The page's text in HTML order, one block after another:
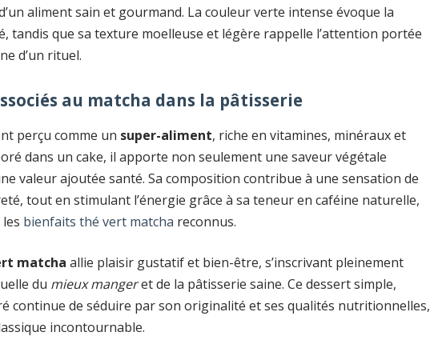
aliment sain et gourmand. La couleur verte intense évoque la
tandis que sa texture moelleuse et légère rappelle l’attention portée
d’un rituel.
au matcha dans la pâtisserie
perçu comme un super-aliment, riche en vitamines, minéraux et
dans un cake, il apporte non seulement une saveur végétale
valeur ajoutée santé. Sa composition contribue à une sensation de
tout en stimulant l’énergie grâce à sa teneur en caféine naturelle,
bienfaits thé vert matcha reconnus.
matcha allie plaisir gustatif et bien-être, s’inscrivant pleinement
du mieux mangeret de la pâtisserie saine. Ce dessert simple,
continue de séduire par son originalité et ses qualités nutritionnelles,
incontournable.